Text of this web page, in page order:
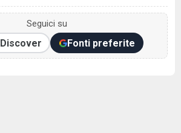
Seguici su
Discover Fonti preferite